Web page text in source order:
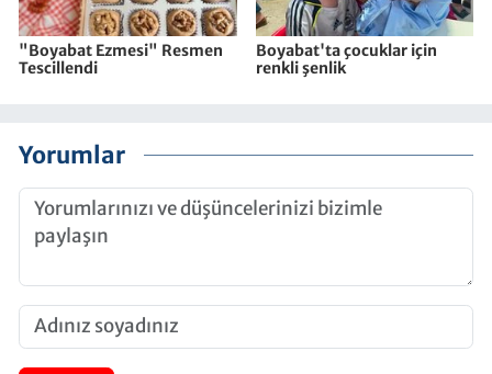
"Boyabat Ezmesi" Resmen
Tescillendi
Boyabat'ta çocuklar için
renkli şenlik
Yorumlar